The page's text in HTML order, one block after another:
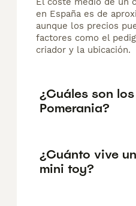
en España es de
aunque los precios
factores como el
criador y la ubicación.
¿Cuáles son
Pomerania?
¿Cuánto vive
mini toy?